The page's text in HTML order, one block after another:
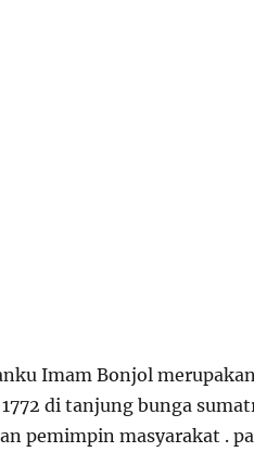
Imam Bonjol
di tanjung bunga
pemimpin masyarakat .